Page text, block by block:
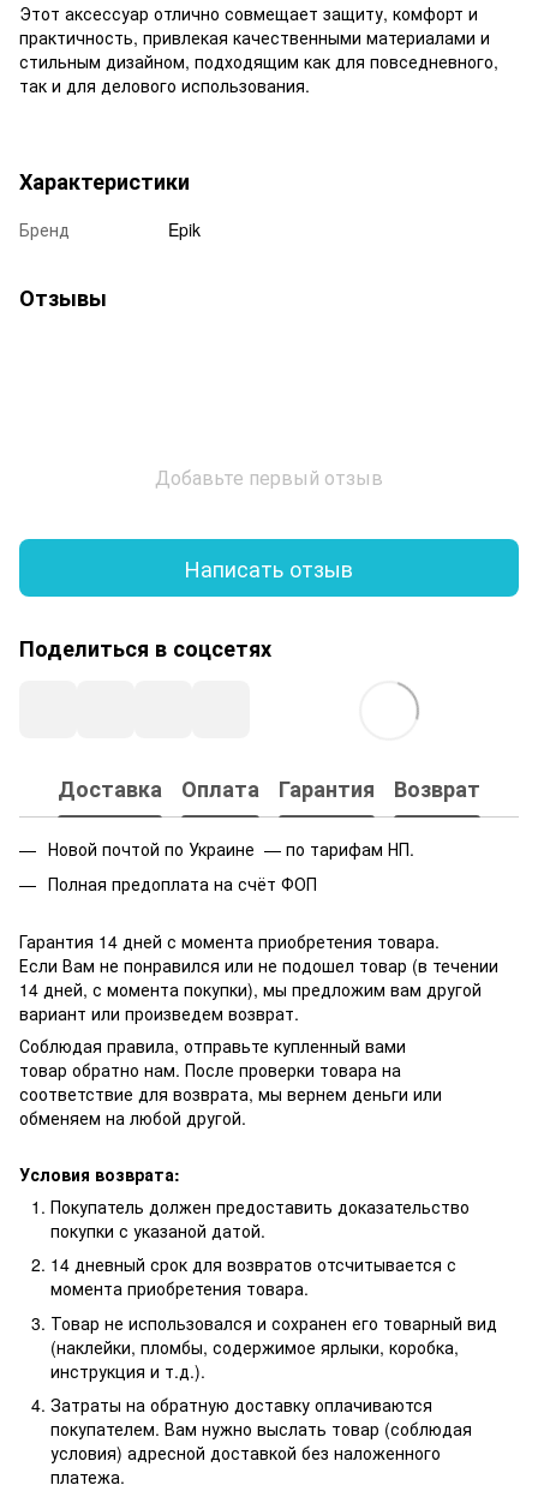
Этот аксессуар отлично совмещает защиту, комфорт и
практичность, привлекая качественными материалами и
стильным дизайном, подходящим как для повседневного,
так и для делового использования.
Характеристики
Бренд Epik
Отзывы
Добавьте первый отзыв
Написать отзыв
Поделиться в соцсетях
Доставка Оплата Гарантия Возврат
Новой почтой по Украине — по тарифам НП.
Полная предоплата на счёт ФОП
Гарантия 14 дней с момента приобретения товара.
Если Вам не понравился или не подошел товар (в течении
14 дней, с момента покупки), мы предложим вам другой
вариант или произведем возврат.
Соблюдая правила, отправьте купленный вами
товар обратно нам. После проверки товара на
соответствие для возврата, мы вернем деньги или
обменяем на любой другой.
Условия возврата:
Покупатель должен предоставить доказательство
покупки с указаной датой.
14 дневный срок для возвратов отсчитывается с
момента приобретения товара.
Товар не использовался и сохранен его товарный вид
(наклейки, пломбы, содержимое ярлыки, коробка,
инструкция и т.д.).
Затраты на обратную доставку оплачиваются
покупателем. Вам нужно выслать товар (соблюдая
условия) адресной доставкой без наложенного
платежа.